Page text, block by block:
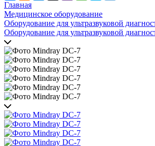
Главная
Медицинское оборудование
Оборудование для ультразвуковой
Оборудование для ультразвуковой